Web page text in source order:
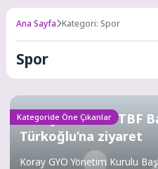
Ana Sayfa Kategori: Spor
Spor
Kategoride Öne Çıkanlar
Koray GYO’dan TBF
Türkoğlu’na ziyaret
Koray GYO Yönetim Kurulu